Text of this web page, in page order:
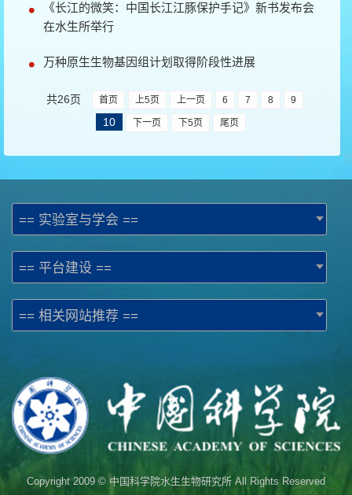
《长江的微笑：中国长江江豚保护手记》新书发布会
在水生所举行
万种原生生物基因组计划取得阶段性进展
共26页 首页 上5页 上一页 6 7 8 9
10 下一页 下5页 尾页
== 实验室与学会 ==
== 平台建设 ==
== 相关网站推荐 ==
Copyright 2009 © 中国科学院水生生物研究所 All Rights Reserved